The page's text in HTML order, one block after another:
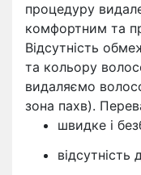
процедуру
комфортним та
Відсутність
та кольору
видаляємо
зона пахв).
швидке і